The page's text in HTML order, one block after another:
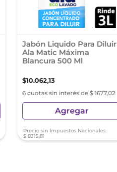
Jabón Liquido Para Diluir
Ala Matic Máxima
Blancura 500 Ml
$10.062,13
6 cuotas sin interés de $ 1677,02
Agregar
Precio sin Impuestos Nacionales:
$ 8315,81